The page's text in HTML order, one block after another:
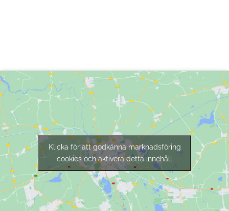
Klicka för att godkänna marknadsföring
cookies och aktivera detta innehåll